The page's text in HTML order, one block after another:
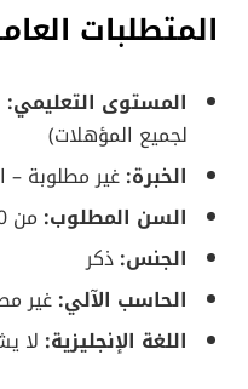
المتطلبات
المستوى التعليمي:
لجميع المؤهلات)
الخبرة: غير مطلوبة –
السن المطلوب: من 20 إلى 45 سنة
الجنس: ذكر
الحاسب الآلي:غير
اللغة الإنجليزية: لا